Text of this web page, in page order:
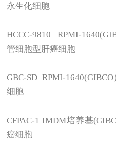
永生化细胞
HCCC-9810 RPMI-
管细胞型肝癌细胞
GBC-SD RPMI-1640(GIBCO
细胞
CFPAC-1 IMDM培养基
癌细胞